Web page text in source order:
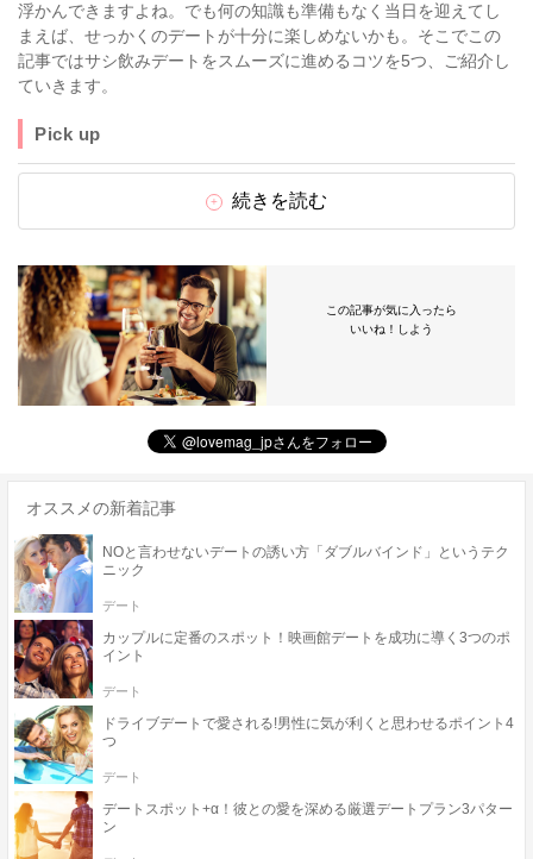
浮かんできますよね。でも何の知識も準備もなく当日を迎えてし
まえば、せっかくのデートが十分に楽しめないかも。そこでこの
記事ではサシ飲みデートをスムーズに進めるコツを5つ、ご紹介し
ていきます。
Pick up
続きを読む
この記事が気に入ったら
いいね！しよう
オススメの新着記事
NOと言わせないデートの誘い方「ダブルバインド」というテク
ニック
デート
カップルに定番のスポット！映画館デートを成功に導く3つのポ
イント
デート
ドライブデートで愛される!男性に気が利くと思わせるポイント4
つ
デート
デートスポット+α！彼との愛を深める厳選デートプラン3パター
ン